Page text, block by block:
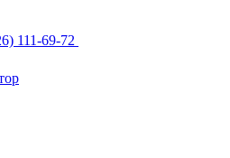
111-69-72